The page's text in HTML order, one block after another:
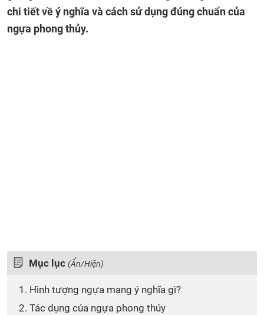
chi tiết về ý nghĩa và cách sử dụng đúng chuẩn của
ngựa phong thủy.
Mục lục (Ẩn/Hiện)
1. Hình tượng ngựa mang ý nghĩa gì?
2. Tác dụng của ngựa phong thủy